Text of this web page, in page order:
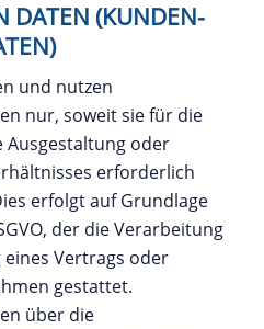
DATEN (KUNDEN-
und nutzen
nur, soweit sie für die
Ausgestaltung oder
erforderlich
erfolgt auf Grundlage
der die Verarbeitung
Vertrags oder
gestattet.
über die